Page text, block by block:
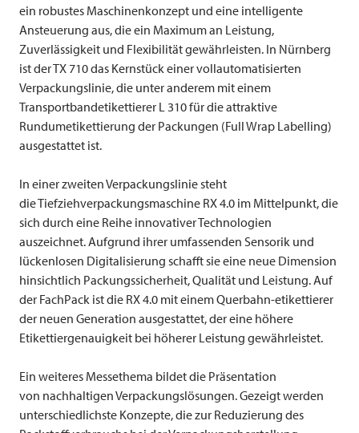
ein robustes Maschinenkonzept und eine intelligente
Ansteuerung aus, die ein Maximum an Leistung,
Zuverlässigkeit und Flexibilität gewährleisten. In Nürnberg
ist der TX 710 das Kernstück einer vollautomatisierten
Verpackungslinie, die unter anderem mit einem
Transportbandetikettierer L 310 für die attraktive
Rundumetikettierung der Packungen (Full Wrap Labelling)
ausgestattet ist.
In einer zweiten Verpackungslinie steht
die Tiefziehverpackungsmaschine RX 4.0 im Mittelpunkt, die
sich durch eine Reihe innovativer Technologien
auszeichnet. Aufgrund ihrer umfassenden Sensorik und
lückenlosen Digitalisierung schafft sie eine neue Dimension
hinsichtlich Packungssicherheit, Qualität und Leistung. Auf
der FachPack ist die RX 4.0 mit einem Querbahn-etikettierer
der neuen Generation ausgestattet, der eine höhere
Etikettiergenauigkeit bei höherer Leistung gewährleistet.
Ein weiteres Messethema bildet die Präsentation
von nachhaltigen Verpackungslösungen. Gezeigt werden
unterschiedlichste Konzepte, die zur Reduzierung des